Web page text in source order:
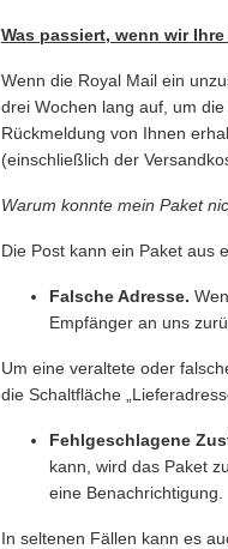
Was passiert, wenn wir
Wenn die Royal Mail ein
drei Wochen lang auf, um
Rückmeldung von Ihnen
(einschließlich der
Warum konnte mein Paket
Die Post kann ein Paket aus
Falsche Adresse.
Empfänger an uns
Um eine veraltete oder
die Schaltfläche
Fehlgeschlagene
kann, wird das Paket
eine Benachrichtigung.
In seltenen Fällen kann es